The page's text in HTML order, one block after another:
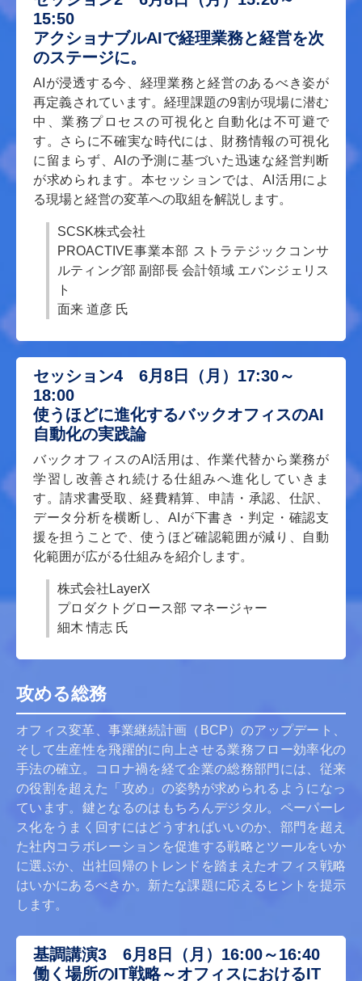
15:50
アクショナブルAIで経理業務と経営を次
のステージに。
AIが浸透する今、経理業務と経営のあるべき姿が
再定義されています。経理課題の9割が現場に潜む
中、業務プロセスの可視化と自動化は不可避で
す。さらに不確実な時代には、財務情報の可視化
に留まらず、AIの予測に基づいた迅速な経営判断
が求められます。本セッションでは、AI活用によ
る現場と経営の変革への取組を解説します。
SCSK株式会社
PROACTIVE事業本部 ストラテジックコンサ
ルティング部 副部長 会計領域 エバンジェリス
ト
面来 道彦 氏
セッション4 6月8日（月）17:30～
18:00
使うほどに進化するバックオフィスのAI
自動化の実践論
バックオフィスのAI活用は、作業代替から業務が
学習し改善され続ける仕組みへ進化していきま
す。請求書受取、経費精算、申請・承認、仕訳、
データ分析を横断し、AIが下書き・判定・確認支
援を担うことで、使うほど確認範囲が減り、自動
化範囲が広がる仕組みを紹介します。
株式会社LayerX
プロダクトグロース部 マネージャー
細木 情志 氏
攻める総務
オフィス変革、事業継続計画（BCP）のアップデート、
そして生産性を飛躍的に向上させる業務フロー効率化の
手法の確立。コロナ禍を経て企業の総務部門には、従来
の役割を超えた「攻め」の姿勢が求められるようになっ
ています。鍵となるのはもちろんデジタル。ペーパーレ
ス化をうまく回すにはどうすればいいのか、部門を超え
た社内コラボレーションを促進する戦略とツールをいか
に選ぶか、出社回帰のトレンドを踏まえたオフィス戦略
はいかにあるべきか。新たな課題に応えるヒントを提示
します。
基調講演3 6月8日（月）16:00～16:40
働く場所のIT戦略～オフィスにおけるIT